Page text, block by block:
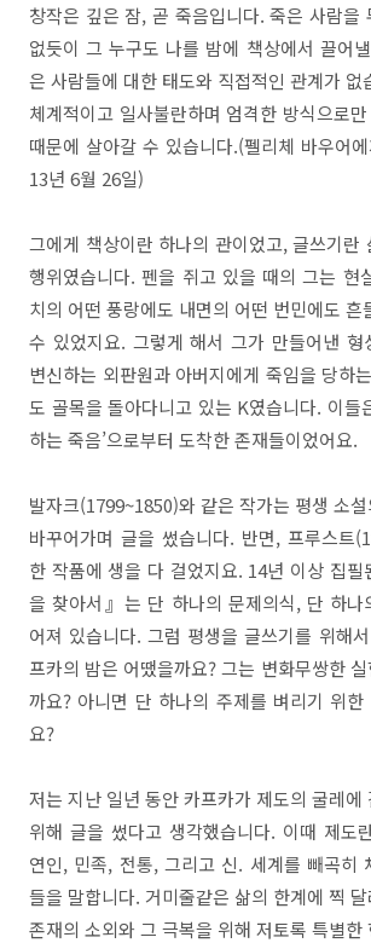
창작은 깊은 잠, 곧 죽음입니다. 죽은 사람을
없듯이 그 누구도 나를 밤에 책상에서 끌어
은 사람들에 대한 태도와 직접적인 관계가 없
체계적이고 일사불란하며 엄격한 방식으로
때문에 살아갈 수 있습니다.(펠리체 바우어
13년 6월 26일)
그에게 책상이란 하나의 관이었고, 글쓰기란
행위였습니다. 펜을 쥐고 있을 때의 그는 현
치의 어떤 풍랑에도 내면의 어떤 번민에도 흔
수 있었지요. 그렇게 해서 그가 만들어낸 형
변신하는 외판원과 아버지에게 죽임을 당하
도 골목을 돌아다니고 있는 K였습니다. 이들
하는 죽음’으로부터 도착한 존재들이었어요.
발자크(1799~1850)와 같은 작가는 평생 소
바꾸어가며 글을 썼습니다. 반면, 프루스트
한 작품에 생을 다 걸었지요. 14년 이상 집
을 찾아서』는 단 하나의 문제의식, 단 하나
어져 있습니다. 그럼 평생을 글쓰기를 위해
프카의 밤은 어땠을까요? 그는 변화무쌍한
까요? 아니면 단 하나의 주제를 벼리기 위
요?
저는 지난 일년 동안 카프카가 제도의 굴레에
위해 글을 썼다고 생각했습니다. 이때 제도
연인, 민족, 전통, 그리고 신. 세계를 빼곡히
들을 말합니다. 거미줄같은 삶의 한계에 찍
존재의 소외와 그 극복을 위해 저토록 특별한